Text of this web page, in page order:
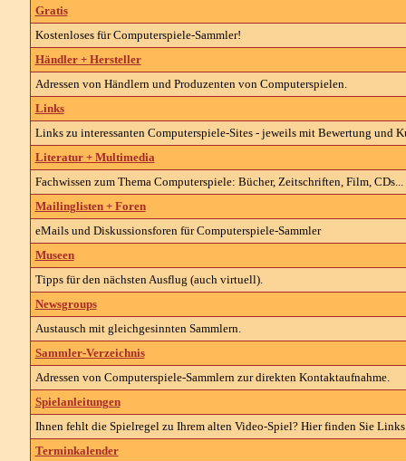
Gratis
Kostenloses fürComputerspiele-Sammler!
Händler + Hersteller
Adressen von Händlern und Produzenten von Computerspielen.
Links
Links zu interessanten Computerspiele-Sites - jeweils mit Bewertung und
Literatur + Multimedia
Fachwissen zum Thema Computerspiele: Bücher, Zeitschriften, Film,
Mailinglisten + Foren
eMails und Diskussionsforen für Computerspiele-Sammler
Museen
Tipps für den nächsten Ausflug (auch virtuell).
Newsgroups
Austausch mit gleichgesinnten Sammlern.
Sammler-Verzeichnis
Adressen von Computerspiele-Sammlern zur direkten Kontaktaufnahme.
Spielanleitungen
Ihnen fehlt die Spielregel zu Ihrem alten Video-Spiel? Hier finden Sie
Terminkalender